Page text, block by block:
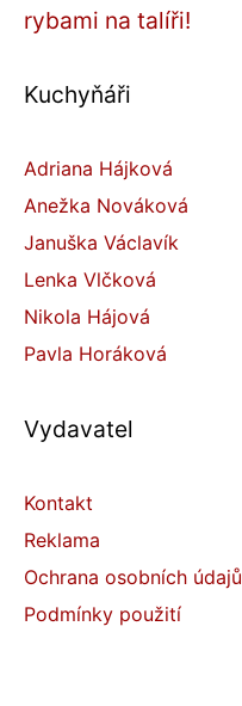
rybami na talíři!
Kuchyňáři
Adriana Hájková
Anežka Nováková
Januška Václavík
Lenka Vlčková
Nikola Hájová
Pavla Horáková
Vydavatel
Kontakt
Reklama
Ochrana osobních údajů
Podmínky použití